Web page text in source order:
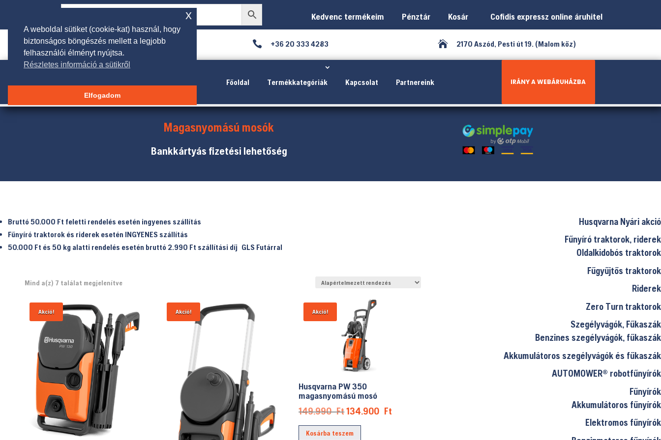
Kedvenc termékeim Pénztár Kosár Cofidis expressz online áruhitel
 rendeles@galgakertigep.hu  +36 20 333 4283  2170 Aszód, Pesti út 19. (Malom köz)
Főoldal Termékkategóriák Kapcsolat Partnereink IRÁNY A WEBÁRUHÁZBA
Magasnyomású mosók
Bankkártyás fizetési lehetőség
Bruttó 50.000 Ft feletti rendelés esetén ingyenes szállítás
Fűnyíró traktorok és riderek esetén INGYENES szállítás
50.000 Ft és 50 kg alatti rendelés esetén bruttó 2.990 Ft szállítási díj GLS Futárral
Mind a(z) 7 találat megjelenítve
Akció! Akció! Akció!
Husqvarna PW 350
magasnyomású mosó
149.990FtOriginal
price
was:
134.900 Ft
Kosárba teszem
Husqvarna Nyári akció
Fűnyíró traktorok, riderek
Oldalkidobós traktorok
Fűgyűjtős traktorok
Riderek
Zero Turn traktorok
Szegélyvágók, Fűkaszák
Benzines szegélyvágók, fűkaszák
Akkumulátoros szegélyvágók és fűkaszák
AUTOMOWER® robotfűnyírók
Fűnyírók
Akkumulátoros fűnyírók
Elektromos fűnyírók
A weboldal sütiket (cookie-kat) használ, hogy
biztonságos böngészés mellett a legjobb
felhasználói élményt nyújtsa.
Részletes információ a sütikről
Elfogadom
x